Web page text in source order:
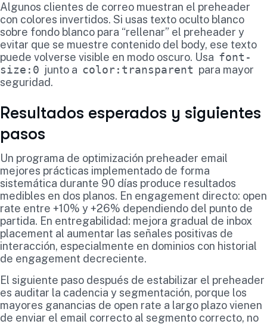
Algunos clientes de correo muestran el preheader
con colores invertidos. Si usas texto oculto blanco
sobre fondo blanco para “rellenar” el preheader y
evitar que se muestre contenido del body, ese texto
puede volverse visible en modo oscuro. Usa font-
size:0 junto a color:transparent para mayor
seguridad.
Resultados esperados y siguientes
pasos
Un programa de optimización preheader email
mejores prácticas implementado de forma
sistemática durante 90 días produce resultados
medibles en dos planos. En engagement directo: open
rate entre +10% y +26% dependiendo del punto de
partida. En entregabilidad: mejora gradual de inbox
placement al aumentar las señales positivas de
interacción, especialmente en dominios con historial
de engagement decreciente.
El siguiente paso después de estabilizar el preheader
es auditar la cadencia y segmentación, porque los
mayores ganancias de open rate a largo plazo vienen
de enviar el email correcto al segmento correcto, no